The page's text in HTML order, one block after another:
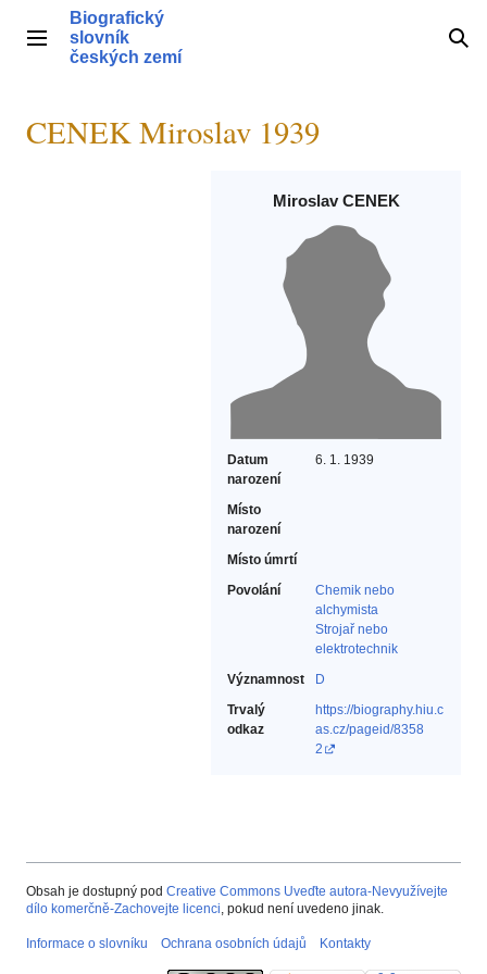
obsahHlavní menu
Biografický
slovník
českých zemí
CENEK Miroslav 1939
Miroslav CENEK
Datum
narození
6. 1. 1939
Místo
narození
Místo úmrtí
Povolání
Chemik nebo
alchymista‎
Strojař nebo
elektrotechnik‎
Významnost
D
Trvalý
odkaz
https://biography.hiu.c
as.cz/pageid/8358
2
Obsah je dostupný pod Creative Commons Uveďte autora-Nevyužívejte
dílo komerčně-Zachovejte licenci, pokud není uvedeno jinak.
Informace o slovníku Ochrana osobních údajů Kontakty